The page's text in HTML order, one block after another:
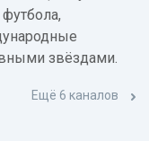
звёздами.
Ещё 6 каналов